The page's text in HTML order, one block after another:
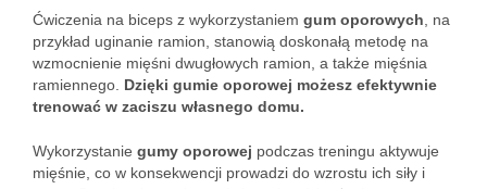
Ćwiczenia na biceps z wykorzystaniem gum oporowych , na
przykład uginanie ramion, stanowią doskonałą metodę na
wzmocnienie mięśni dwugłowych ramion, a także mięśnia
ramiennego. Dzięki gumie oporowej możesz efektywnie
trenować w zaciszu własnego domu.
Wykorzystanie gumy oporowej podczas treningu aktywuje
mięśnie, co w konsekwencji prowadzi do wzrostu ich siły i